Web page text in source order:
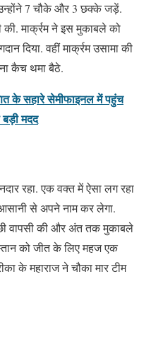
उन्होंने 7 चौके और 3 छक्के जड़ें.
की. मार्क्रम ने इस मुकाबले को
दिया. वहीं मार्क्रम उसामा की
कैच थमा बैठे.
के सहारे सेमीफाइनल में पहुंच
मदद
रहा. एक वक्त में ऐसा लग रहा
से अपने नाम कर लेगा.
वापसी की और अंत तक मुकाबले
को जीत के लिए महज एक
के महाराज ने चौका मार टीम